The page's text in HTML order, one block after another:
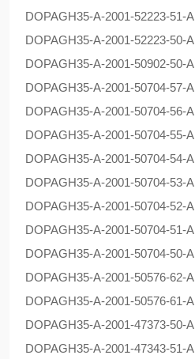
DOPAGH35-A-2001-52223-51-A
DOPAGH35-A-2001-52223-50-A
DOPAGH35-A-2001-50902-50-A
DOPAGH35-A-2001-50704-57-A
DOPAGH35-A-2001-50704-56-A
DOPAGH35-A-2001-50704-55-A
DOPAGH35-A-2001-50704-54-A
DOPAGH35-A-2001-50704-53-A
DOPAGH35-A-2001-50704-52-A
DOPAGH35-A-2001-50704-51-A
DOPAGH35-A-2001-50704-50-A
DOPAGH35-A-2001-50576-62-A
DOPAGH35-A-2001-50576-61-A
DOPAGH35-A-2001-47373-50-A
DOPAGH35-A-2001-47343-51-A